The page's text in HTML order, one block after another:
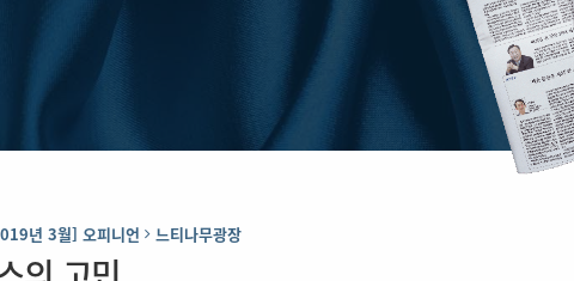
년 3월] 오피니언 느티나무광장